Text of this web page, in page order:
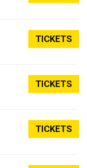
TICKETS
TICKETS
TICKETS